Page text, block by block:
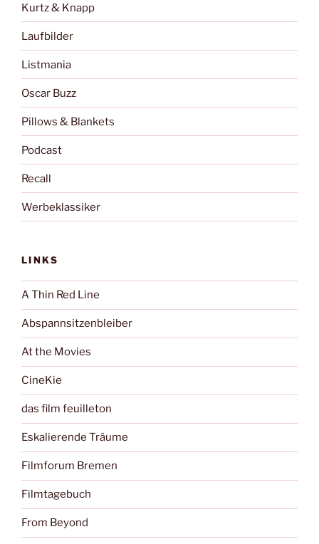
Kurtz & Knapp
Laufbilder
Listmania
Oscar Buzz
Pillows & Blankets
Podcast
Recall
Werbeklassiker
LINKS
A Thin Red Line
Abspannsitzenbleiber
At the Movies
CineKie
das film feuilleton
Eskalierende Träume
Filmforum Bremen
Filmtagebuch
From Beyond